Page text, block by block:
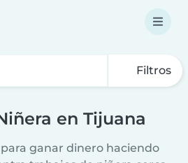
Filtros
en Tijuana
ganar dinero haciendo